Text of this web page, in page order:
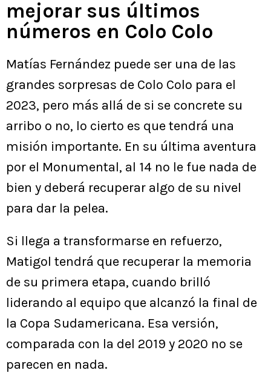
mejorar sus últimos
números en Colo Colo
Matías Fernández puede ser una de las
grandes sorpresas de Colo Colo para el
2023, pero más allá de si se concrete su
arribo o no, lo cierto es que tendrá una
misión importante. En su última aventura
por el Monumental, al 14 no le fue nada de
bien y deberá recuperar algo de su nivel
para dar la pelea.
Si llega a transformarse en refuerzo,
Matigol tendrá que recuperar la memoria
de su primera etapa, cuando brilló
liderando al equipo que alcanzó la final de
la Copa Sudamericana. Esa versión,
comparada con la del 2019 y 2020 no se
parecen en nada.